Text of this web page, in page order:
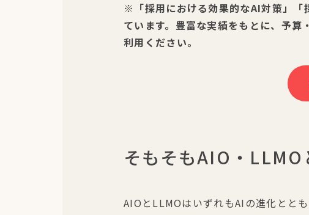
※「採用における効果的なAI対策」「
ています。豊富な実績をもとに、予
利用ください。
そもそもAIO・
AIOとLLMOはいずれもAIの進化とと